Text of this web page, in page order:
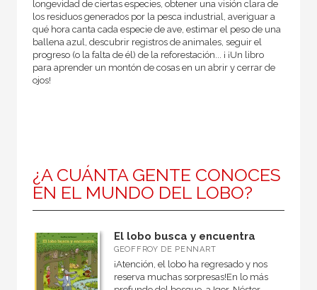
longevidad de ciertas especies, obtener una visión clara de
los residuos generados por la pesca industrial, averiguar a
qué hora canta cada especie de ave, estimar el peso de una
ballena azul, descubrir registros de animales, seguir el
progreso (o la falta de él) de la reforestación... ¡ ¡Un libro
para aprender un montón de cosas en un abrir y cerrar de
ojos!
¿A CUÁNTA GENTE CONOCES
EN EL MUNDO DEL LOBO?
El lobo busca y encuentra
GEOFFROY DE PENNART
¡Atención, el lobo ha regresado y nos
reserva muchas sorpresas!En lo más